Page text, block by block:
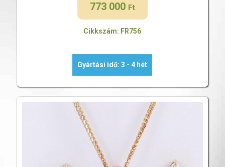
773 000 Ft
Cikkszám: FR756
Gyártási idő: 3 - 4 hét